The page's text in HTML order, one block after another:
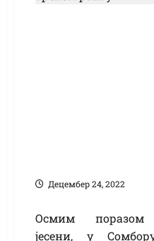
Децембер 24, 2022
Осмим
јесени, у